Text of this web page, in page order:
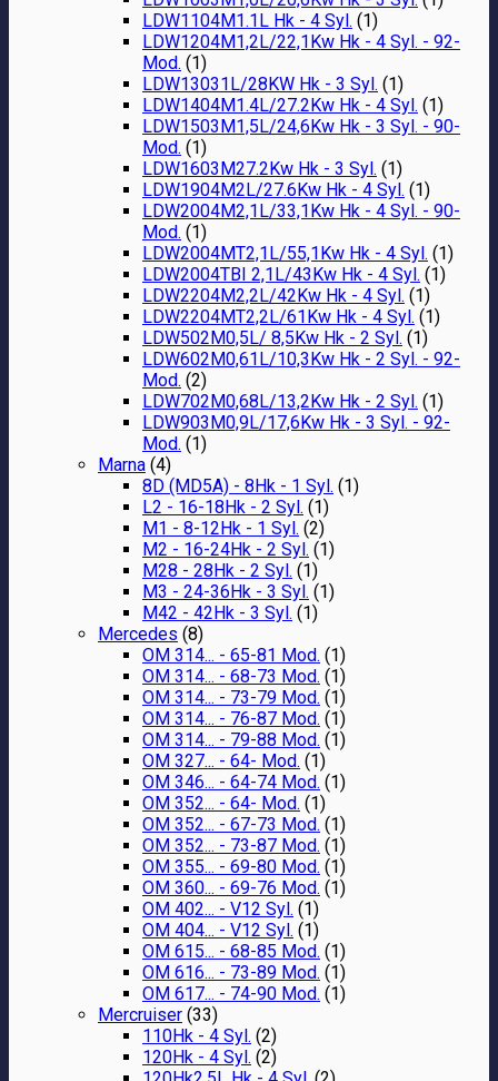
LDW1104M1.1L Hk - 4 Syl. (1)
LDW1204M1,2L/22,1Kw Hk - 4 Syl. - 92-
Mod. (1)
LDW13031L/28KW Hk - 3 Syl. (1)
LDW1404M1.4L/27.2Kw Hk - 4 Syl. (1)
LDW1503M1,5L/24,6Kw Hk - 3 Syl. - 90-
Mod. (1)
LDW1603M27.2Kw Hk - 3 Syl. (1)
LDW1904M2L/27.6Kw Hk - 4 Syl. (1)
LDW2004M2,1L/33,1Kw Hk - 4 Syl. - 90-
Mod. (1)
LDW2004MT2,1L/55,1Kw Hk - 4 Syl. (1)
LDW2004TBI 2,1L/43Kw Hk - 4 Syl. (1)
LDW2204M2,2L/42Kw Hk - 4 Syl. (1)
LDW2204MT2,2L/61Kw Hk - 4 Syl. (1)
LDW502M0,5L/ 8,5Kw Hk - 2 Syl. (1)
LDW602M0,61L/10,3Kw Hk - 2 Syl. - 92-
Mod. (2)
LDW702M0,68L/13,2Kw Hk - 2 Syl. (1)
LDW903M0,9L/17,6Kw Hk - 3 Syl. - 92-
Mod. (1)
Marna (4)
8D (MD5A) - 8Hk - 1 Syl. (1)
L2 - 16-18Hk - 2 Syl. (1)
M1 - 8-12Hk - 1 Syl. (2)
M2 - 16-24Hk - 2 Syl. (1)
M28 - 28Hk - 2 Syl. (1)
M3 - 24-36Hk - 3 Syl. (1)
M42 - 42Hk - 3 Syl. (1)
Mercedes (8)
OM 314... - 65-81 Mod. (1)
OM 314... - 68-73 Mod. (1)
OM 314... - 73-79 Mod. (1)
OM 314... - 76-87 Mod. (1)
OM 314... - 79-88 Mod. (1)
OM 327... - 64- Mod. (1)
OM 346... - 64-74 Mod. (1)
OM 352... - 64- Mod. (1)
OM 352... - 67-73 Mod. (1)
OM 352... - 73-87 Mod. (1)
OM 355... - 69-80 Mod. (1)
OM 360... - 69-76 Mod. (1)
OM 402... - V12 Syl. (1)
OM 404... - V12 Syl. (1)
OM 615... - 68-85 Mod. (1)
OM 616... - 73-89 Mod. (1)
OM 617... - 74-90 Mod. (1)
Mercruiser (33)
110Hk - 4 Syl. (2)
120Hk - 4 Syl. (2)